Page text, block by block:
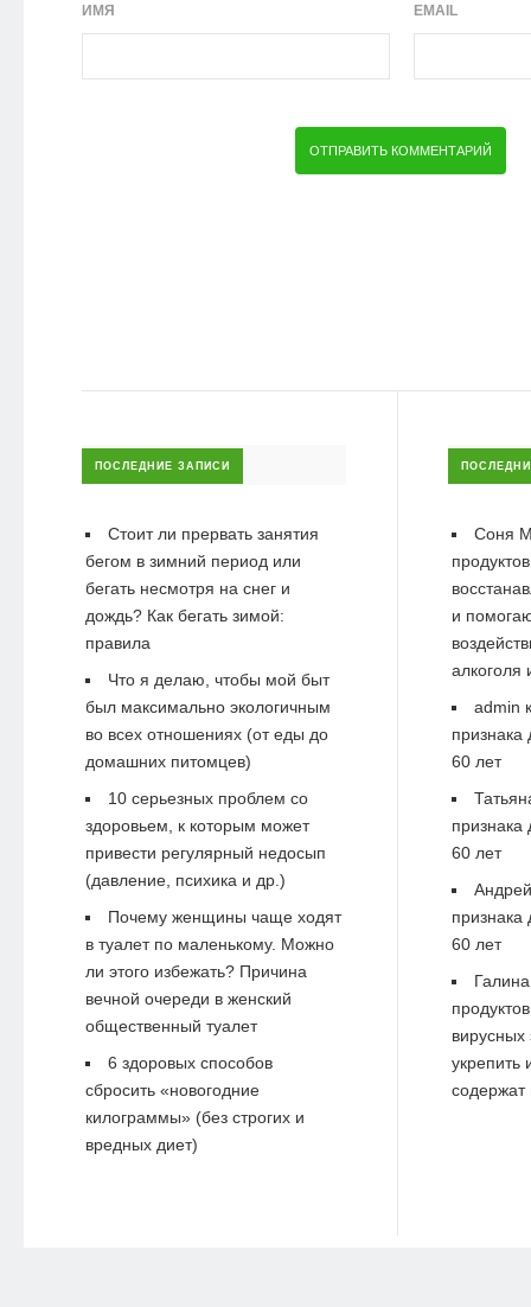
ИМЯ EMAIL
ПОСЛЕДНИЕ ЗАПИСИ
Стоит ли прервать занятия
бегом в зимний период или
бегать несмотря на снег и
дождь? Как бегать зимой:
правила
Что я делаю, чтобы мой быт
был максимально экологичным
во всех отношениях (от еды до
домашних питомцев)
10 серьезных проблем со
здоровьем, к которым может
привести регулярный недосып
(давление, психика и др.)
Почему женщины чаще ходят
в туалет по маленькому. Можно
ли этого избежать? Причина
вечной очереди в женский
общественный туалет
6 здоровых способов
сбросить «новогодние
килограммы» (без строгих и
вредных диет)
Соня
и
алкоголя
admin
60 лет
60 лет
Андрей
60 лет
Галина
вирусных
укрепить
содержат